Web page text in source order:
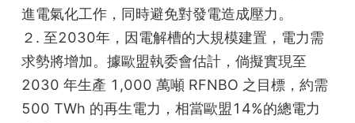
進電氣化工作，同時避免對發電造成壓力。
２. 至2030年，因電解槽的大規模建置，電力需
求勢將增加。據歐盟執委會估計，倘擬實現至
2030 年生產 1,000 萬噸 RFNBO 之目標，約需
500 TWh 的再生電力，相當歐盟14%的總電力